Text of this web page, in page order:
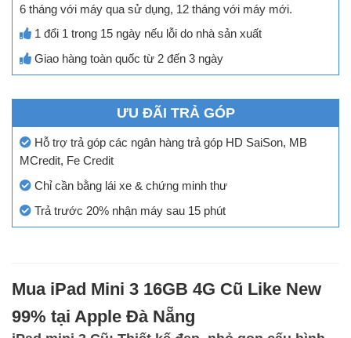
6 tháng với máy qua sử dụng, 12 tháng với máy mới.
1 đổi 1 trong 15 ngày nếu lỗi do nhà sản xuất
Giao hàng toàn quốc từ 2 đến 3 ngày
ƯU ĐÃI TRẢ GÓP
Hỗ trợ trả góp các ngân hàng trả góp HD SaiSon, MB
MCredit, Fe Credit
Chỉ cần bằng lái xe & chứng minh thư
Trả trước 20% nhận máy sau 15 phút
Mua iPad Mini 3 16GB 4G Cũ Like New
99% tại Apple Đà Nẵng